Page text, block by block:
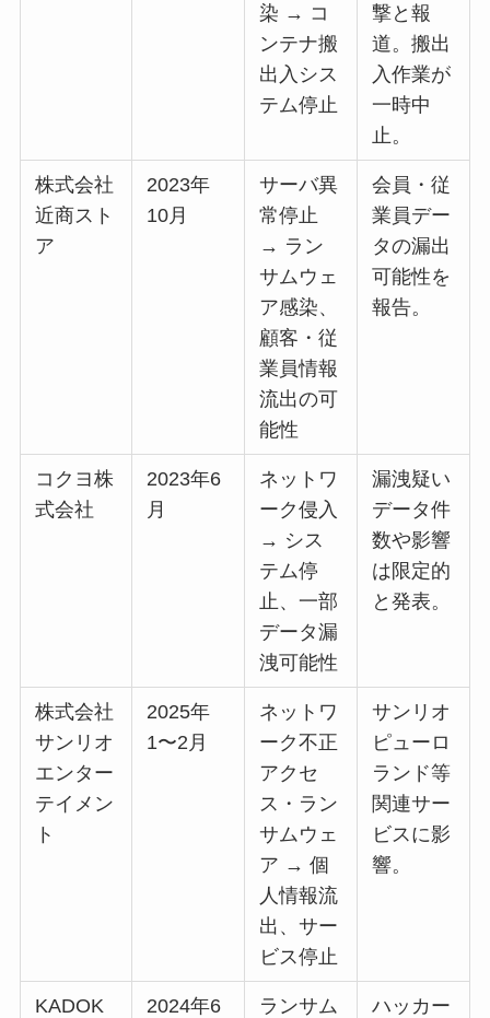
染 → コ
ンテナ搬
出入シス
テム停止
撃と報
道。搬出
入作業が
一時中
止。
株式会社
近商スト
ア
2023年
10月
サーバ異
常停止
→ ラン
サムウェ
ア感染、
顧客・従
業員情報
流出の可
能性
会員・従
業員デー
タの漏出
可能性を
報告。
コクヨ株
式会社
2023年6
月
ネットワ
ーク侵入
→ シス
テム停
止、一部
データ漏
洩可能性
漏洩疑い
データ件
数や影響
は限定的
と発表。
株式会社
サンリオ
エンター
テイメン
ト
2025年
1〜2月
ネットワ
ーク不正
アクセ
ス・ラン
サムウェ
ア → 個
人情報流
出、サー
ビス停止
サンリオ
ピューロ
ランド等
関連サー
ビスに影
響。
KADOK
2024年6
ランサム
ハッカー